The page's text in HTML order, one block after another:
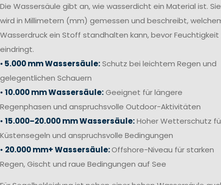
Die Wassersäule gibt an, wie wasserdicht ein Material ist. Sie
wird in Millimetern (mm) gemessen und beschreibt,
Wasserdruck ein Stoff standhalten kann, bevor Feuchtigkeit
eindringt.
• 5.000 mm Wassersäule:Schutz bei leichtem Regen und
gelegentlichen Schauern
• 10.000 mm Wassersäule:Geeignet für längere
Regenphasen und anspruchsvolle Outdoor-Aktivitäten
• 15.000–20.000 mm Wassersäule:Hoher Wetterschutz
Küstensegeln und anspruchsvolle Bedingungen
• 20.000 mm+ Wassersäule:Offshore-Niveau für starken
Regen, Gischt und raue Bedingungen auf See